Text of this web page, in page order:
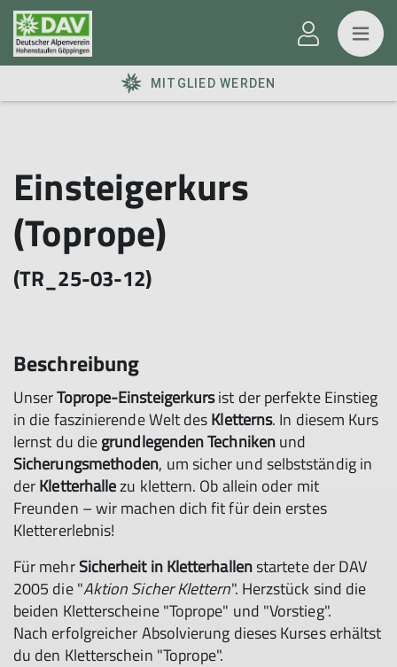
MITGLIED WERDEN
Einsteigerkurs
(Toprope)
(TR_25-03-12)
Beschreibung
UnserToprope-Einsteigerkursist der perfekte Einstieg
in die faszinierende Welt desKletterns. In diesem Kurs
lernst du diegrundlegenden Technikenund
Sicherungsmethoden, um sicher und selbstständig in
derKletterhallezu klettern. Ob allein oder mit
Freunden – wir machen dich fit für dein erstes
Klettererlebnis!
Für mehrSicherheit in Kletterhallenstartete der DAV
2005 die "Aktion Sicher Klettern". Herzstück sind die
beiden Kletterscheine "Toprope" und "Vorstieg".
Nach erfolgreicher Absolvierung dieses Kurses erhältst
du den Kletterschein "Toprope".